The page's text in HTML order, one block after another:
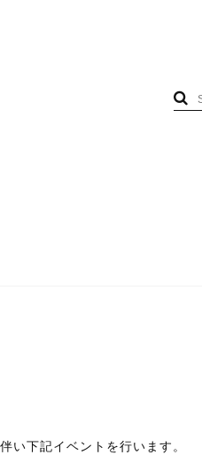
下記イベントを行います。